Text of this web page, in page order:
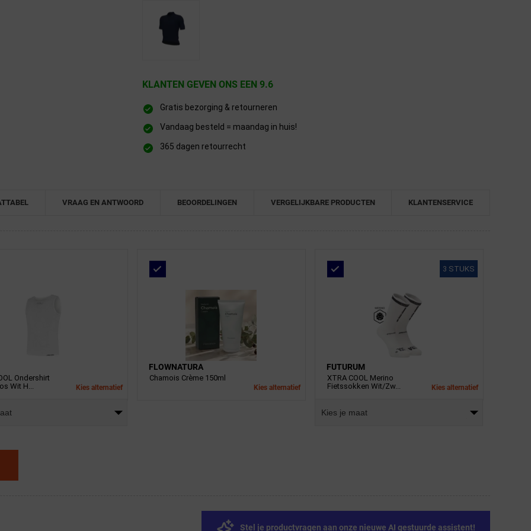
KLANTEN GEVEN ONS EEN 9.6
Gratis bezorging & retourneren
Vandaag besteld = maandag in huis!
365 dagen retourrecht
VRAAG EN ANTWOORD BEOORDELINGEN VERGELIJKBARE PRODUCTEN KLANTENSERVICE
Ondershirt
Wit H...
Kies alternatief
FLOWNATURA
Chamois Crème 150ml
Kies alternatief
3 STUKS
FUTURUM
XTRA COOL Merino
Fietssokken Wit/Zw...
Kies alternatief
Kies je maat
Stel je productvragen aan onze nieuwe AI gestuurde assistent!